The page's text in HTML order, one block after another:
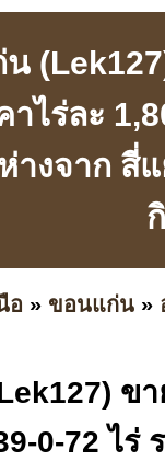
าไร่ละ
างจาก
อ » ขอนแก่น »
ขา
0-72 ไร่